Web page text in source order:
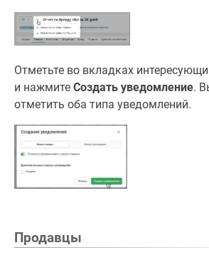
Отметьте во вкладках
и нажмите Создать уведомление.
отметить оба типа уведомлений.
Продавцы